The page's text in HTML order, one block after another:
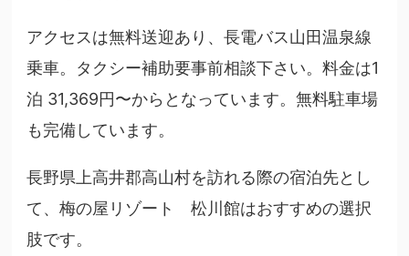
アクセスは無料送迎あり、長電バス山田温泉線
乗車。タクシー補助要事前相談下さい。料金は1
泊 31,369円〜からとなっています。無料駐車場
も完備しています。
長野県上高井郡高山村を訪れる際の宿泊先とし
て、梅の屋リゾート 松川館はおすすめの選択
肢です。